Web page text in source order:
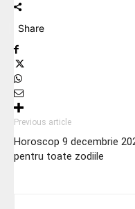
Share
Previous article
Horoscop 9 decembrie
pentru toate zodiile